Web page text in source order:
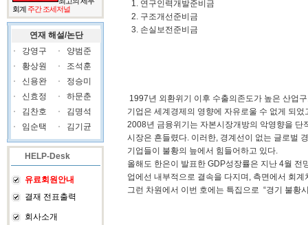
회계주간 조세저널
연재 해설/논단
강영구
양범준
황상원
조석훈
신용완
정승미
신효정
하문춘
김찬호
김명석
임순택
김기균
HELP-Desk
유료회원안내
결재 전표출력
회사소개
1. 연구인력개발준비금
2. 구조개선준비금
3. 손실보전준비금
1997년 외환위기 이후 수출의존도가 높은 산업
기업은 세계경제의 영향에 자유로울 수 없게 되
2008년 금융위기는 자본시장개방의 악영향을
시장은 흔들렸다. 이러한, 경계선이 없는 글로벌
기업들이 불황의 늪에서 힘들어하고 있다.
올해도 한은이 발표한 GDP성장률은 지난 4월
업에선 내부적으로 결속을 다지며, 측면에서 회
그런 차원에서 이번 호에는 특집으로 “경기 불황